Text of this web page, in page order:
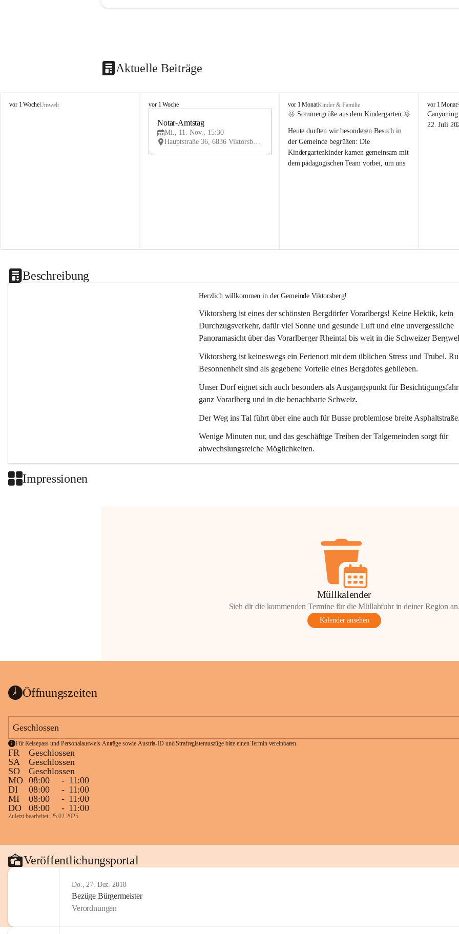
Aktuelle Beiträge
V
vor 1 WocheUmwelt
V
vor 1 Woche
V
Notar-Amtstag
Mi., 11. Nov., 15:30
Hauptstraße 36, 6836 Viktorsberg, AUT
V
i
t
o
r
s
vor 1 MonatKinder & Familie
🌞 Sommergrüße aus dem Kindergarten 🌞
Heute durften wir besonderen Besuch in
der Gemeinde begrüßen: Die
Kindergartenkinder kamen gemeinsam mit
dem pädagogischen Team vorbei, um uns
V
i
k
vor 1 Monat
22. Juli
Beschreibung
Herzlich willkommen in der Gemeinde Viktorsberg!
Viktorsberg ist eines der schönsten Bergdörfer Vorarlbergs! Keine Hektik, kein
Durchzugsverkehr, dafür viel Sonne und gesunde Luft und eine unvergessliche
Panoramasicht über das Vorarlberger Rheintal bis weit in die Schweizer
Viktorsberg ist keineswegs ein Ferienort mit dem üblichen Stress und Trubel.
Besonnenheit sind als gegebene Vorteile eines Bergdofes geblieben.
Unser Dorf eignet sich auch besonders als Ausgangspunkt für
ganz Vorarlberg und in die benachbarte Schweiz.
Der Weg ins Tal führt über eine auch für Busse problemlose breite
Wenige Minuten nur, und das geschäftige Treiben der Talgemeinden sorgt für
abwechslungsreiche Möglichkeiten.
Impressionen
Müllkalender
Sieh dir die kommenden Termine für die Müllabfuhr in deiner Region
Kalender ansehen
Öffnungszeiten
Geschlossen
Für Reisepass und Personalausweis Anträge sowie Austria-ID und Strafregisterauszüge bitte einen Termin vereinbaren.
FR
Geschlossen
SA
Geschlossen
SO
Geschlossen
MO 08:00 - 11:00
DI
08:00 - 11:00
MI
08:00 - 11:00
DO
08:00 - 11:00
Zuletzt bearbeitet: 25.02.2025
Veröffentlichungsportal
Do., 27. Dez. 2018
Bezüge Bürgermeister
Verordnungen